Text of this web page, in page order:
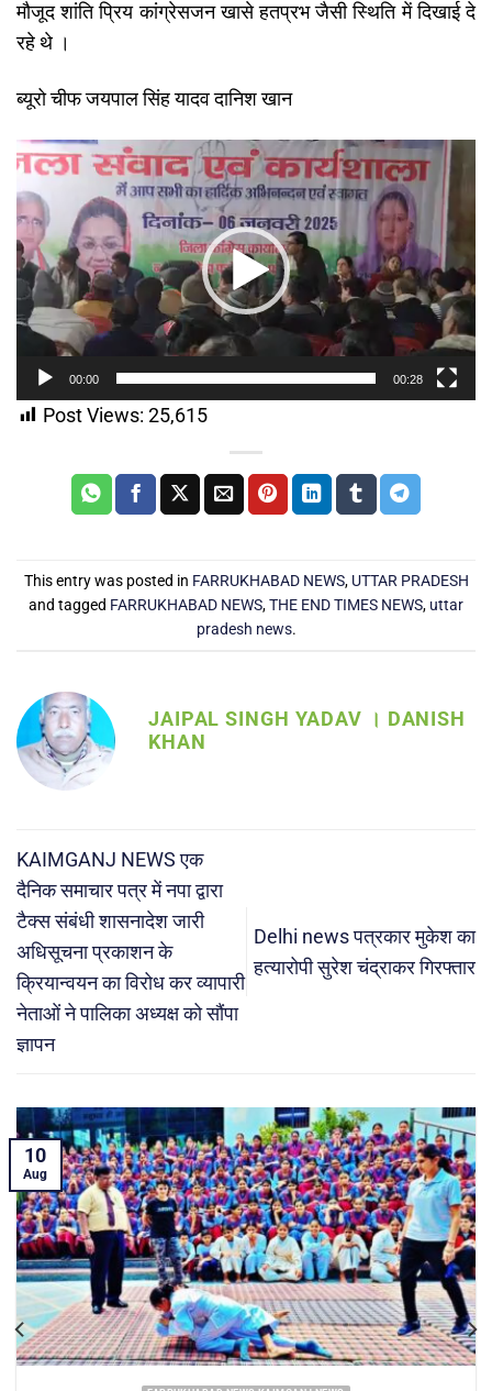
मौजूद शांति प्रिय कांग्रेसजन खासे हतप्रभ जैसी स्थिति में दिखाई दे
रहे थे ।
ब्यूरो चीफ जयपाल सिंह यादव दानिश खान
Video
Player
00:00 00:28
Post Views: 25,615
This entry was posted in FARRUKHABAD NEWS, UTTAR PRADESH
and tagged FARRUKHABAD NEWS,THE END TIMES NEWS, uttar
pradesh news.
JAIPAL SINGH YADAV । DANISH
KHAN
KAIMGANJ NEWS एक
दैनिक समाचार पत्र में नपा द्वारा
टैक्स संबंधी शासनादेश जारी
अधिसूचना प्रकाशन के
क्रियान्वयन का विरोध कर व्यापारी
नेताओं ने पालिका अध्यक्ष को सौंपा
ज्ञापन
Delhi news पत्रकार मुकेश का
हत्यारोपी सुरेश चंद्राकर गिरफ्तार
10
Aug